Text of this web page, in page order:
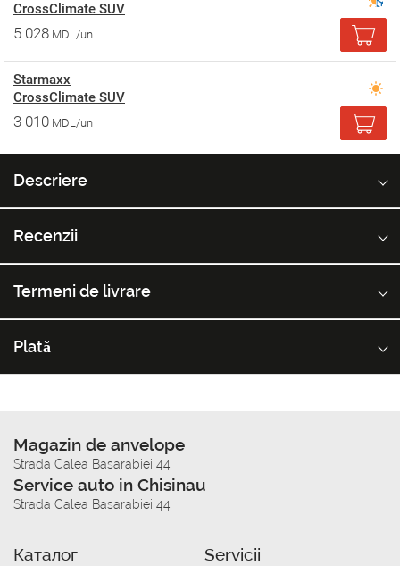
CrossClimate SUV
5 028 MDL/un
Starmaxx
CrossClimate SUV
3 010 MDL/un
Descriere
Recenzii
Termeni de livrare
Plată
Magazin de anvelope
Strada Calea Basarabiei 44
Service auto in Chisinau
Strada Calea Basarabiei 44
Каталог Servicii